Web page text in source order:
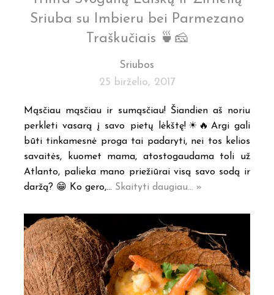
Sriuba su Imbieru bei Parmezano
Traškučiais 🍵🧀
Sriubos
25 birželio, 2017
Mąsčiau mąsčiau ir sumąsčiau! Šiandien aš noriu
perkleti vasarą į savo pietų lėkštę!☀🔥Argi gali
būti tinkamesnė proga tai padaryti, nei tos kelios
savaitės, kuomet mama, atostogaudama toli už
Atlanto, palieka mano priežiūrai visą savo sodą ir
daržą? 😁 Ko gero,… Skaityti daugiau... »